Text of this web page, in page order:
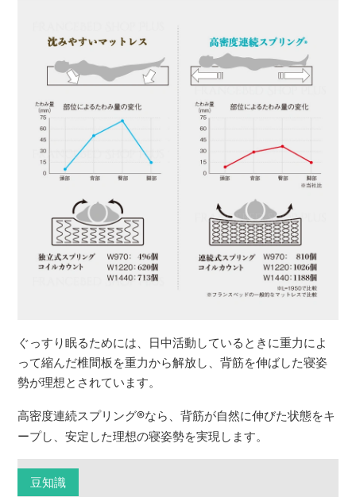
ぐっすり眠るためには、日中活動しているときに重力によ
って縮んだ椎間板を重力から解放し、背筋を伸ばした寝姿
勢が理想とされています。
高密度連続スプリング®なら、背筋が自然に伸びた状態をキ
ープし、安定した理想の寝姿勢を実現します。
豆知識